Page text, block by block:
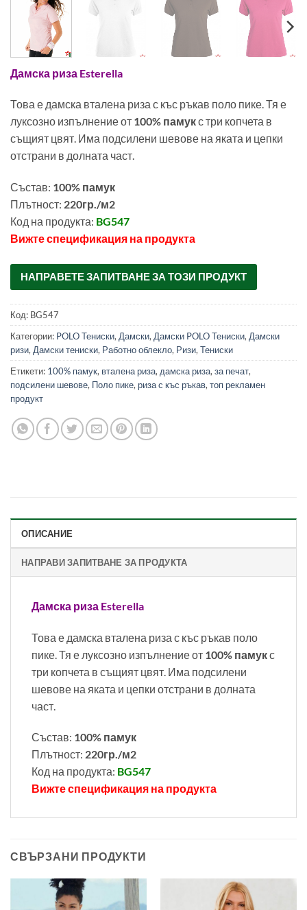
Дамска риза Esterella
Това е дамска вталена риза с къс ръкав поло пике. Тя е
луксозно изпълнение от 100% памукс три копчета в
същият цвят. Има подсилени шевове на яката и цепки
отстрани в долната част.
Състав: 100% памук
Плътност: 220гр./м2
Код на продукта: BG547
Вижте спецификация на продукта
НАПРАВЕТЕ ЗАПИТВАНЕ ЗА ТОЗИ ПРОДУКТ
Код: BG547
Категории: POLO Тениски, Дамски, Дамски POLO Тениски, Дамски
ризи, Дамски тениски, Работно облекло, Ризи, Тениски
Етикети: 100% памук, вталена риза, дамска риза, за печат,
подсилени шевове, Поло пике, риза с къс ръкав, топ рекламен
продукт
ОПИСАНИЕ
НАПРАВИ ЗАПИТВАНЕ ЗА ПРОДУКТА
Дамска риза Esterella
Това е дамска вталена риза с къс ръкав поло
пике. Тя е луксозно изпълнение от 100% памукс
три копчета в същият цвят. Има подсилени
шевове на яката и цепки отстрани в долната
част.
Състав: 100% памук
Плътност: 220гр./м2
Код на продукта: BG547
Вижте спецификация на продукта
СВЪРЗАНИ ПРОДУКТИ